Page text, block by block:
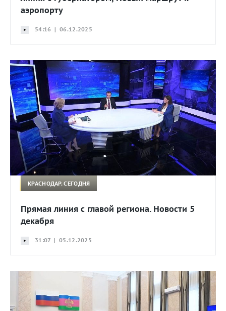
аэропорту
54:16 | 06.12.2025
КРАСНОДАР. СЕГОДНЯ
Прямая линия с главой региона. Новости 5
декабря
31:07 | 05.12.2025